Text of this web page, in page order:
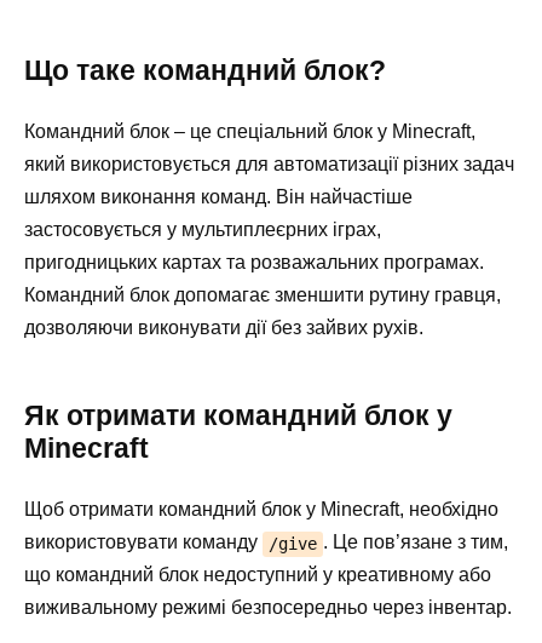
Що таке командний блок?
Командний блок – це спеціальний блок у Minecraft,
який використовується для автоматизації різних задач
шляхом виконання команд. Він найчастіше
застосовується у мультиплеєрних іграх,
пригодницьких картах та розважальних програмах.
Командний блок допомагає зменшити рутину гравця,
дозволяючи виконувати дії без зайвих рухів.
Як отримати командний блок у
Minecraft
Щоб отримати командний блок у Minecraft, необхідно
використовувати команду
/give . Це пов’язане з тим,
що командний блок недоступний у креативному або
виживальному режимі безпосередньо через інвентар.